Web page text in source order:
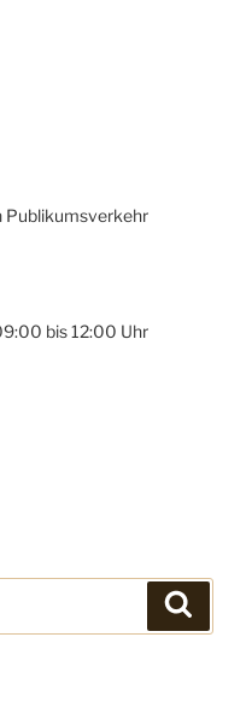
Publikumsverkehr
bis 12:00 Uhr